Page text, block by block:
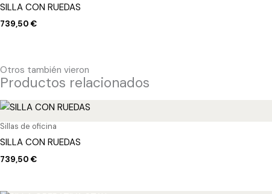
SILLA CON RUEDAS
739,50 €
Otros también vieron
Productos relacionados
Sillas de oficina
SILLA CON RUEDAS
739,50 €